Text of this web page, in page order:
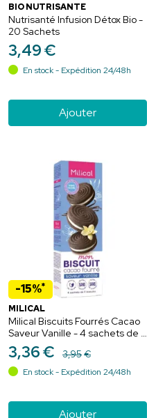
BIO NUTRISANTÉ
Nutrisanté Infusion Détox Bio -
20 Sachets
3,49€
En stock - Expédition 24/48h
Ajouter
-15%*
MILICAL
Milical Biscuits Fourrés Cacao
Saveur Vanille - 4 sachets de 2
biscuits diététiques sans
sucres ajoutés
3,36€ 3,95€
En stock - Expédition 24/48h
Ajouter